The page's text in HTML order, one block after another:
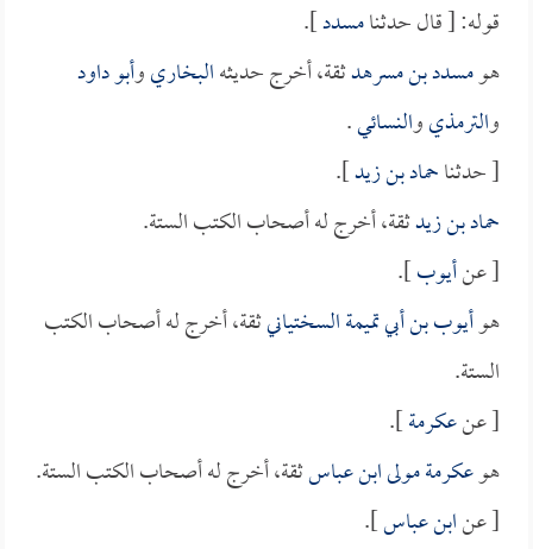
قوله: [ قال حدثنامسدد].
هومسدد بن مسرهدثقة، أخرج حديثهالبخاريوأبو داود
والترمذيوالنسائي.
[ حدثناحماد بن زيد].
حماد بن زيدثقة، أخرج له أصحاب الكتب الستة.
[ عنأيوب].
هوأيوب بن أبي تميمة السختيانيثقة، أخرج له أصحاب الكتب
الستة.
[ عنعكرمة].
هوعكرمة مولى ابن عباسثقة، أخرج له أصحاب الكتب الستة.
[ عنابن عباس].